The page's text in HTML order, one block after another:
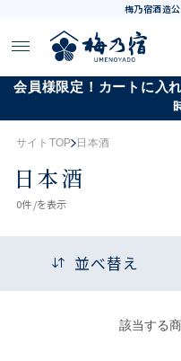
梅乃宿酒造
会員様限定！カートに入
サイトTOP 日本酒
日本酒
0件 /を表示
並べ替え
該当する